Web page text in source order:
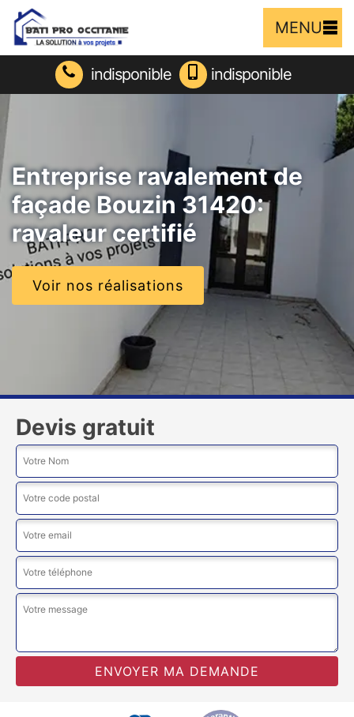
MENU
indisponible indisponible
Entreprise ravalement de
façade Bouzin 31420:
ravaleur certifié
Voir nos réalisations
Devis gratuit